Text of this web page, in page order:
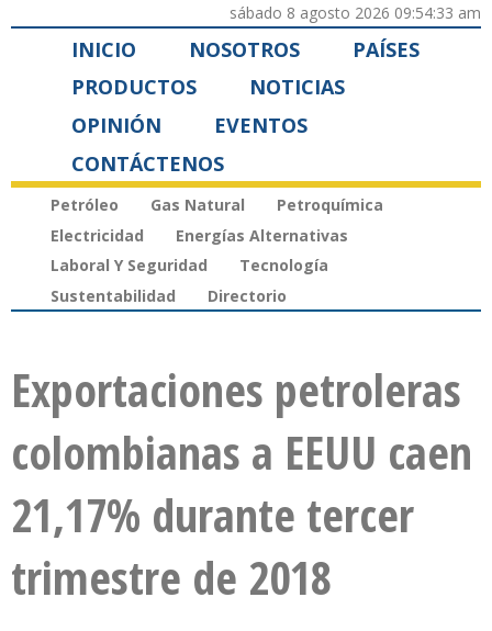
sábado 8 agosto 2026 09:54:33 am
INICIO NOSOTROS
PAÍSES
PRODUCTOS
NOTICIAS
OPINIÓN
EVENTOS
CONTÁCTENOS
Petróleo Gas Natural
Petroquímica
Electricidad
Energías Alternativas
Laboral Y Seguridad
Tecnología
Sustentabilidad
Directorio
Exportaciones petroleras
colombianas a EEUU caen
21,17% durante tercer
trimestre de 2018